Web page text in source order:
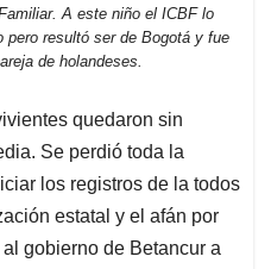
A este niño el ICBF lo
pero resultó ser de Bogotá y fue
de holandeses.
quedaron sin
Se perdió toda la
los registros de la todos
estatal y el afán por
gobierno de Betancur a